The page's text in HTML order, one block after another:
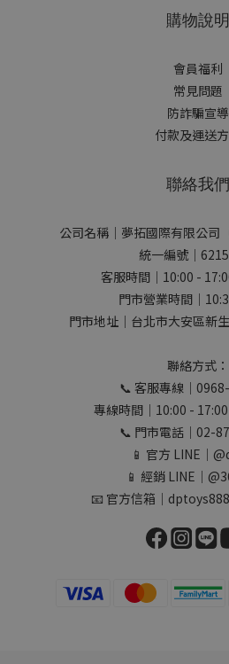
購物說明
會員福利
常見問題
防詐騙宣導
付款及運送
聯絡我們
公司名稱｜夢拓國際有限公司
統一編號｜
客服時間｜10:00 -
門市營業時間｜
門市地址｜台北市大安區新
聯絡方式：
📞 客服專線｜
專線時間｜10:00 -
📞 門市電話｜02-
📱 官方 LINE｜
📱 經銷 LINE｜
📧 官方信箱｜